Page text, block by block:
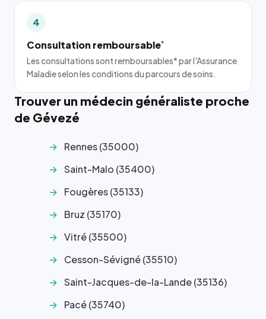
4
Consultation remboursable*
Les consultations sont remboursables* par l'Assurance
Maladie selon les conditions du parcours de soins.
Trouver un médecin généraliste proche
de Gévezé
Rennes (35000)
Saint-Malo (35400)
Fougères (35133)
Bruz (35170)
Vitré (35500)
Cesson-Sévigné (35510)
Saint-Jacques-de-la-Lande (35136)
Pacé (35740)